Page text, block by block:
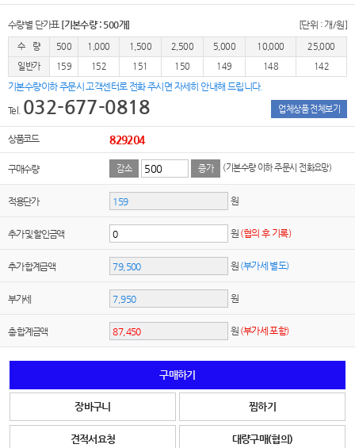
수량별 단가표 [기본수량 : 500개] [단위 : 개/원]
수 량 500 1,000 1,500 2,500 5,000 10,000
25,000
일반가
159 152 151 150 149 148 142
기본수량이하 주문시 고객센터로 전화 주시면 자세히 안내해 드립니다.
Tel. 032-677-0818 업체상품 전체보기
상품코드 829204
구매수량 감소 증가 (기본수량 이하 주문시 전화요망)
적용단가 원
추가 및 할인금액 원 (협의 후 기록)
추가 합계금액 원 (부가세 별도)
부가세 원
총 합계금액 원 (부가세 포함)
구매하기
장바구니 찜하기
견적서요청 대량구매(협의)